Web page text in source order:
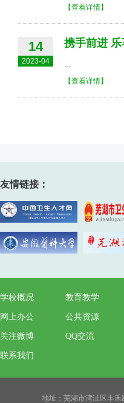
【查看详情】
14
2023-04
携手前进
【查看详情】
友情链接：
学校概况 教育教学
网上办公 公共资源
关注微博 QQ交流
联系我们
地址：芜湖市湾沚区丰